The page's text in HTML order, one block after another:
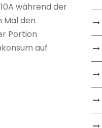
während der
Mal den
Portion
auf